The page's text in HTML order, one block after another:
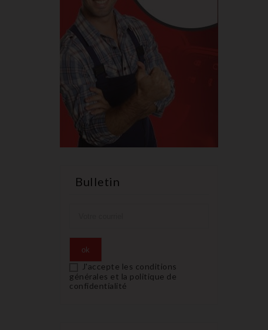
Bulletin
J'accepte les conditions
générales et la politique de
confidentialité